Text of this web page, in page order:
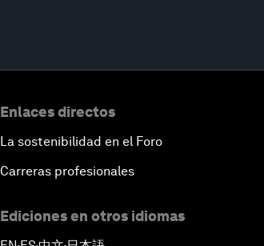
Enlaces directos
La sostenibilidad en el Foro
Carreras profesionales
Ediciones en otros idiomas